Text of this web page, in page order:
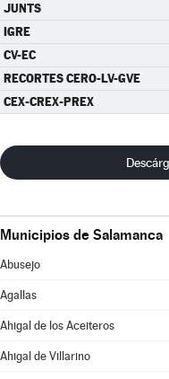
JUNTS
IGRE
CV-EC
RECORTES CERO-LV-GVE
CEX-CREX-PREX
Municipios de Salamanca
Abusejo
Agallas
Ahigal de los Aceiteros
Ahigal de Villarino